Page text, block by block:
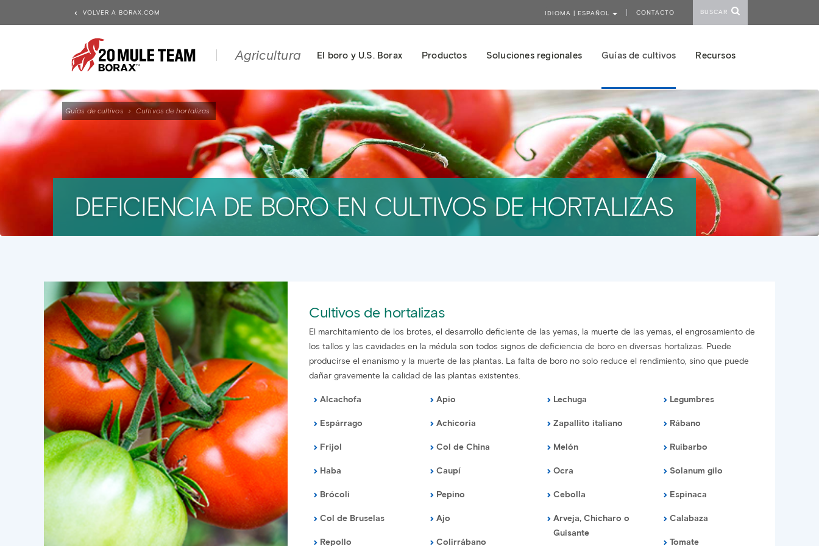
Guías de cultivos › Cultivos de hortalizas
DEFICIENCIA DE BORO EN CULTIVOS DE HORTALIZAS
Cultivos de hortalizas
El marchitamiento de los brotes, el desarrollo deficiente de las yemas, la muerte de las yemas, el engrosamiento de
los tallos y las cavidades en la médula son todos signos de deficiencia de boro en diversas hortalizas. Puede
producirse el enanismo y la muerte de las plantas. La falta de boro no solo reduce el rendimiento, sino que puede
dañar gravemente la calidad de las plantas existentes.
Alcachofa
Espárrago
Frijol
Haba
Brócoli
Col de Bruselas
Repollo
Apio
Achicoria
Col de China
Caupí
Pepino
Ajo
Colirrábano
Lechuga
Zapallito italiano
Melón
Ocra
Cebolla
Arveja, Chicharo o
Guisante
Legumbres
Rábano
Ruibarbo
Solanum gilo
Espinaca
Calabaza
Tomate
VOLVER A BORAX.COM IDIOMA | ESPAÑOL CONTACTO BUSCAR
Agricultura El boro y U.S. Borax Productos Soluciones regionales Guías de cultivos Recursos